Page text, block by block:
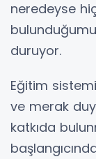
neredeyse
duruyor.
Eğitim
ve merak
katkıda